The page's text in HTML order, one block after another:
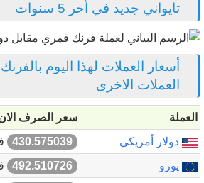
تايواني جديد في أخر 5 سنوات
أسعار العملات لهذا اليوم
العملات الاخرى
العملة
سعر الصرف
دولار أمريكي
430.575039
يورو
492.510726